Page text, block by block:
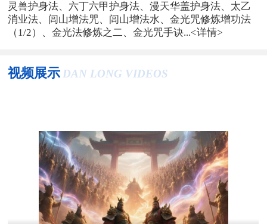
灵兽护身法、六丁六甲护身法、漫天华盖护身法、太乙
消业法、闾山增法咒、闾山增法水、金光咒修炼增功法
（1/2）、金光法修炼之二、金光咒手诀...<详情>
视频展示 DAN LONG VIDEOS